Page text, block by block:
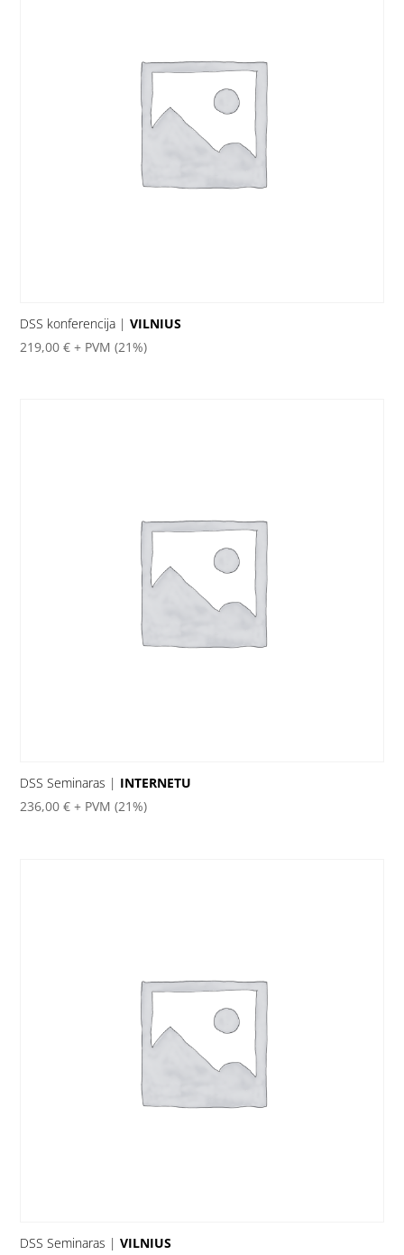
DSS konferencija | VILNIUS
219,00€ + PVM (21%)
DSS Seminaras | INTERNETU
236,00€ + PVM (21%)
DSS Seminaras | VILNIUS